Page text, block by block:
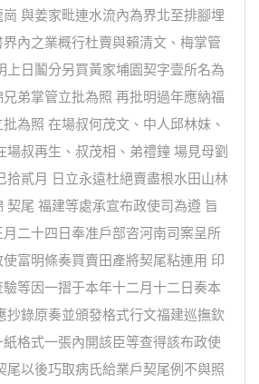
與姜家毗連水流內為界北至排腳埋
內之業概行杜賣與賴清文、梅掌管
上日鬮分另買黃家埔園契字壹所名為
弟掌管立批為照 再批明過年應納福
為照 在場叔何茂文、中人邱林妹、
場叔再生、叔茂相、弟禮鐘 場見母劉
拾貳月 日立永遠杜絕賣盡根水田山林
契尾 福建等處承宣布政使司為遵 旨
二十四日奉准戶部咨河南司案呈所
富明條奏買賣田產將契尾粘連用 印
等因一摺于本年十二月十二日奏本
抄錄原奏並頒發格式行文福建巡撫欽
格式一張內開該臣等查得該布政使
尾以後巧取病氏給業戶契尾例不與照